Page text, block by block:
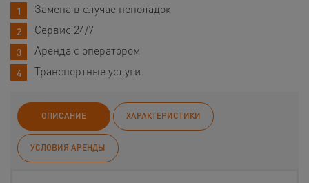
Замена в случае неполадок
Сервис 24/7
Аренда с оператором
Транспортные услуги
ОПИСАНИЕ ХАРАКТЕРИСТИКИ
УСЛОВИЯ АРЕНДЫ